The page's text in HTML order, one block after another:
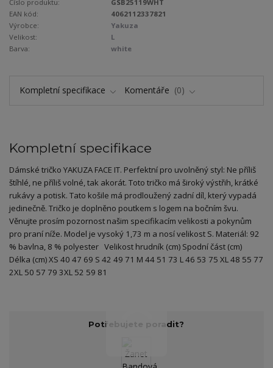
Číslo produktu:
GSB25119WHT
EAN kód:
4062112337821
Výrobce:
Yakuza
Velikost:
L
Barva:
white
Kompletní specifikace Komentáře 0
Kompletní specifikace
Dámské tričko YAKUZA FACE IT. Perfektní pro uvolněný styl: Ne příliš
štíhlé, ne příliš volné, tak akorát. Toto tričko má široký výstřih, krátké
rukávy a potisk. Tato košile má prodloužený zadní díl, který vypadá
jedinečně. Tričko je doplněno poutkem s logem na bočním švu.
Věnujte prosím pozornost našim specifikacím velikosti a pokynům
pro praní níže. Model je vysoký 1,73 m a nosí velikost S. Materiál: 92
% bavlna, 8 % polyester Velikost hrudník (cm) Spodní část (cm)
Délka (cm) XS 40 47 69 S 42 49 71 M 44 51 73 L 46 53 75 XL 48 55 77
2XL 50 57 79 3XL 52 59 81
Potřebujete poradit?